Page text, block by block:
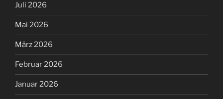
Juli 2026
Mai 2026
März 2026
Februar 2026
Januar 2026